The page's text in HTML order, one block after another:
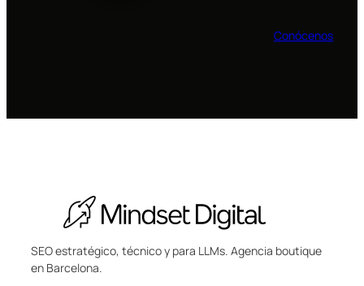
Conócenos
SEO estratégico, técnico y para LLMs. Agencia boutique
en Barcelona.